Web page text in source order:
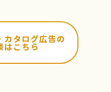
カタログ広告の
はこちら